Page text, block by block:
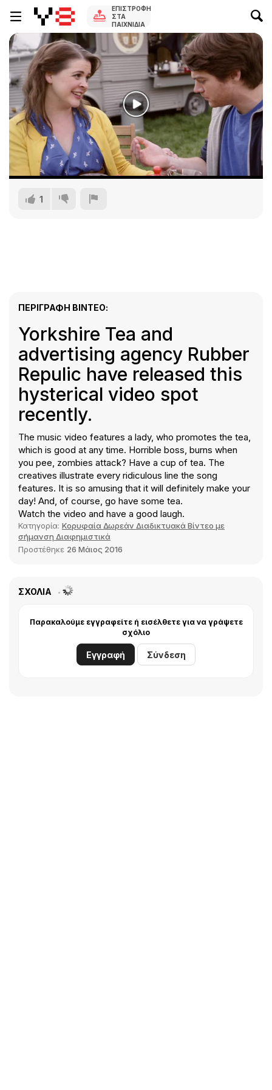
ΕΠΙΣΤΡΟΦΉ
ΣΤΑ
ΠΑΙΧΝΊΔΙΑ
1
ΠΕΡΙΓΡΑΦΉ ΒΊΝΤΕΟ:
Yorkshire Tea and
advertising agency Rubber
Repulic have released this
hysterical video spot
recently.
The music video features a lady, who promotes the tea,
which is good at any time. Horrible boss, burns when
you pee, zombies attack? Have a cup of tea. The
creatives illustrate every ridiculous line the song
features. It is so amusing that it will definitely make your
day! And, of course, go have some tea.
Watch the video and have a good laugh.
Κατηγορία: Κορυφαία Δωρεάν Διαδικτυακά Βίντεο με
σήμανση Διαφημιστικά
Προστέθηκε 26 Μάιος 2016
ΣΧΌΛΙΑ
Παρακαλούμε εγγραφείτε ή εισέλθετε για να γράψετε
σχόλιο
Εγγραφή Σύνδεση